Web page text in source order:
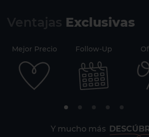
Exclusivas
Y mucho más
Mejor Precio Follow-Up